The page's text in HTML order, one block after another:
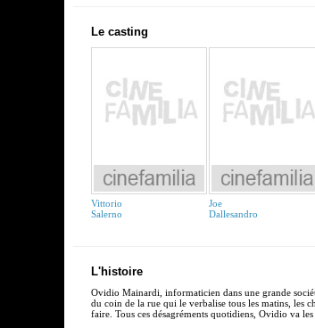
Le casting
Vittorio
Salerno
Joe
Dallesandro
L'histoire
Ovidio Mainardi, informaticien dans une grande
du coin de la rue qui le verbalise tous les matins, les
faire. Tous ces désagréments quotidiens, Ovidio va